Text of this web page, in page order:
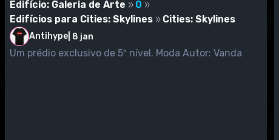
Edifício: Galeria de Arte
0
Edifícios para Cities: Skylines
Cities: Skylines
Antihype 8 jan
Um prédio exclusivo de 5º nível. Moda Autor: Vanda